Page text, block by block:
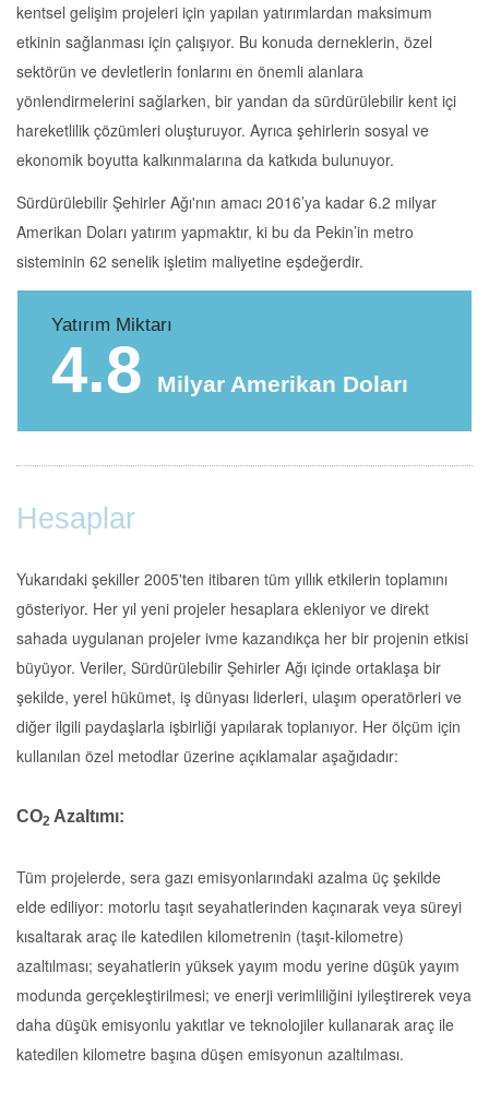
kentsel gelişim projeleri için yapılan yatırımlardan maksimum
etkinin sağlanması için çalışıyor. Bu konuda derneklerin, özel
sektörün ve devletlerin fonlarını en önemli alanlara
yönlendirmelerini sağlarken, bir yandan da sürdürülebilir kent içi
hareketlilik çözümleri oluşturuyor. Ayrıca şehirlerin sosyal ve
ekonomik boyutta kalkınmalarına da katkıda bulunuyor.
Sürdürülebilir Şehirler Ağı'nın amacı 2016’ya kadar 6.2 milyar
Amerikan Doları yatırım yapmaktır, ki bu da Pekin’in metro
sisteminin 62 senelik işletim maliyetine eşdeğerdir.
Yatırım Miktarı
4.8 Milyar Amerikan Doları
Hesaplar
Yukarıdaki şekiller 2005'ten itibaren tüm yıllık etkilerin toplamını
gösteriyor. Her yıl yeni projeler hesaplara ekleniyor ve direkt
sahada uygulanan projeler ivme kazandıkça her bir projenin etkisi
büyüyor. Veriler, Sürdürülebilir Şehirler Ağı içinde ortaklaşa bir
şekilde, yerel hükümet, iş dünyası liderleri, ulaşım operatörleri ve
diğer ilgili paydaşlarla işbirliği yapılarak toplanıyor. Her ölçüm için
kullanılan özel metodlar üzerine açıklamalar aşağıdadır:
CO2 Azaltımı:
Tüm projelerde, sera gazı emisyonlarındaki azalma üç şekilde
elde ediliyor: motorlu taşıt seyahatlerinden kaçınarak veya süreyi
kısaltarak araç ile katedilen kilometrenin (taşıt-kilometre)
azaltılması; seyahatlerin yüksek yayım modu yerine düşük yayım
modunda gerçekleştirilmesi; ve enerji verimliliğini iyileştirerek veya
daha düşük emisyonlu yakıtlar ve teknolojiler kullanarak araç ile
katedilen kilometre başına düşen emisyonun azaltılması.